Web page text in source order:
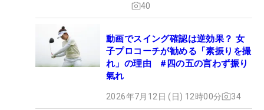
40
動画でスイング確認は逆効果？ 女
子プロコーチが勧める「素振りを撮
れ」の理由 #四の五の言わず振り
氣れ
2026年7月12日 (日) 12時00分 34